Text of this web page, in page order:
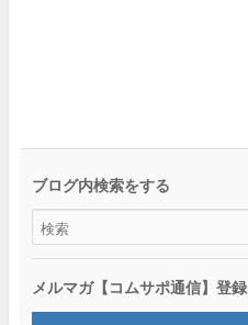
ブログ内検索をする
メルマガ【コムサポ通信】登録